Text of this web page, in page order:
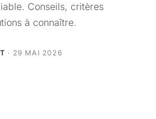
Conseils, critères
à connaître.
· 29 MAI 2026